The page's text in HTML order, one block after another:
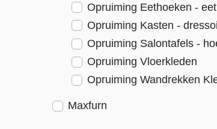
Opruiming Eethoeken -
Opruiming Kasten -
Opruiming Salontafels -
Opruiming Vloerkleden
Opruiming Wandrekken
Maxfurn